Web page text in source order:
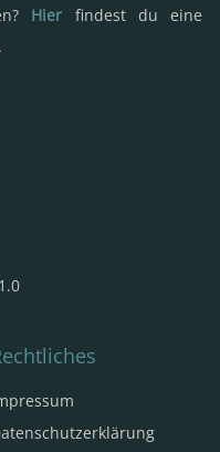
Hier findest du eine